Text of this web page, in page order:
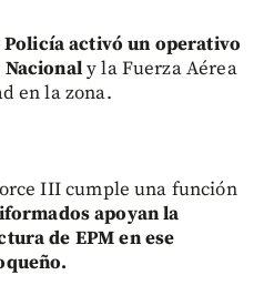
Policía activó un operativo
Nacionaly la Fuerza Aérea
en la zona.
III cumple una función
apoyan la
de EPM en ese